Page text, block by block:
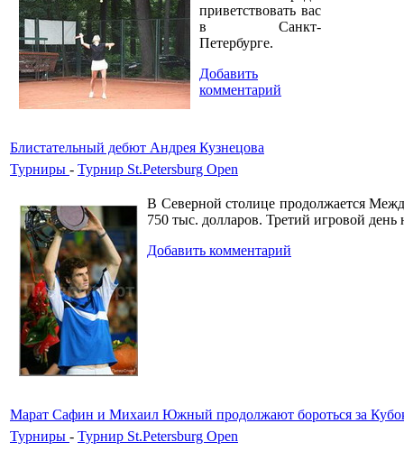
приветствовать вас
в Санкт-
Петербурге.
Добавить
комментарий
Блистательный дебют Андрея Кузнецова
Турниры - Турнир St.Petersburg Open
В Северной столице продолжается
750 тыс. долларов. Третий игровой
Добавить комментарий
Марат Сафин и Михаил Южный продолжают бороться за Кубок
Турниры - Турнир St.Petersburg Open